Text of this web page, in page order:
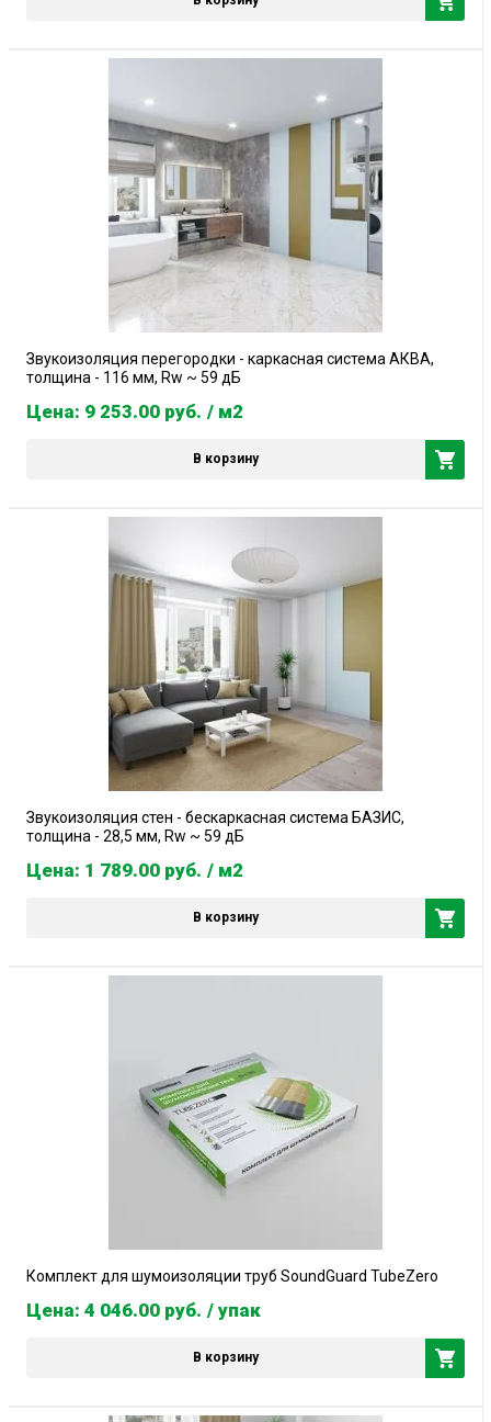
Звукоизоляция перегородки - каркасная система АКВА,
толщина - 116 мм, Rw ~ 59 дБ
Цена: 9 253.00 руб. / м2
В корзину
Звукоизоляция стен - бескаркасная система БАЗИС,
толщина - 28,5 мм, Rw ~ 59 дБ
Цена: 1 789.00 руб. / м2
В корзину
Комплект для шумоизоляции труб SoundGuard TubeZero
Цена: 4 046.00 руб. / упак
В корзину